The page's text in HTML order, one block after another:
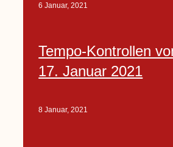
6 Januar, 2021
Tempo-Kontrollen
17. Januar 2021
8 Januar, 2021